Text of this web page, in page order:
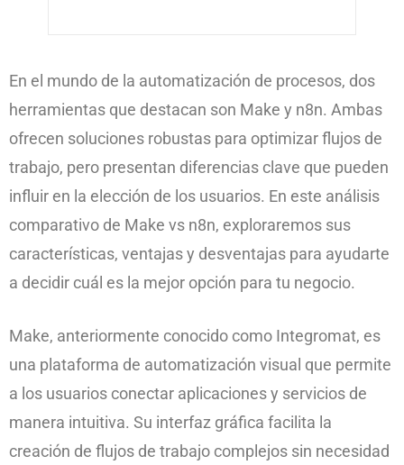
En el mundo de la automatización de procesos, dos
herramientas que destacan son Make y n8n. Ambas
ofrecen soluciones robustas para optimizar flujos de
trabajo, pero presentan diferencias clave que pueden
influir en la elección de los usuarios. En este análisis
comparativo de Make vs n8n, exploraremos sus
características, ventajas y desventajas para ayudarte
a decidir cuál es la mejor opción para tu negocio.
Make, anteriormente conocido como Integromat, es
una plataforma de automatización visual que permite
a los usuarios conectar aplicaciones y servicios de
manera intuitiva. Su interfaz gráfica facilita la
creación de flujos de trabajo complejos sin necesidad